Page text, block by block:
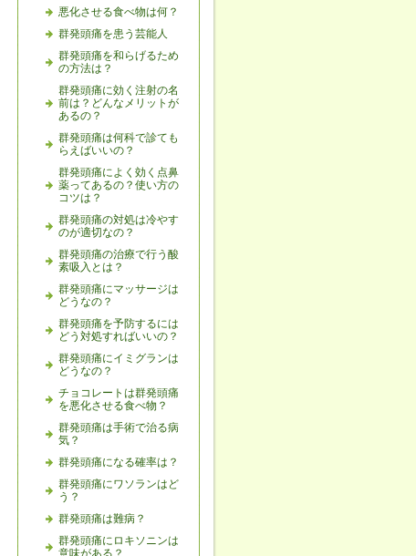
悪化させる食べ物は何？
群発頭痛を患う芸能人
群発頭痛を和らげるため
の方法は？
群発頭痛に効く注射の名
前は？どんなメリットが
あるの？
群発頭痛は何科で診ても
らえばいいの？
群発頭痛によく効く点鼻
薬ってあるの？使い方の
コツは？
群発頭痛の対処は冷やす
のが適切なの？
群発頭痛の治療で行う酸
素吸入とは？
群発頭痛にマッサージは
どうなの？
群発頭痛を予防するには
どう対処すればいいの？
群発頭痛にイミグランは
どうなの？
チョコレートは群発頭痛
を悪化させる食べ物？
群発頭痛は手術で治る病
気？
群発頭痛になる確率は？
群発頭痛にワソランはど
う？
群発頭痛は難病？
群発頭痛にロキソニンは
意味がある？